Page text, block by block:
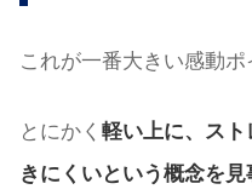
これが一番大きい感動ポ
とにかく 軽い上に、ス
きにくいという概念を